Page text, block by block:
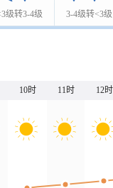
级转3-4级 3-4级转<3级
10时 11时 12时